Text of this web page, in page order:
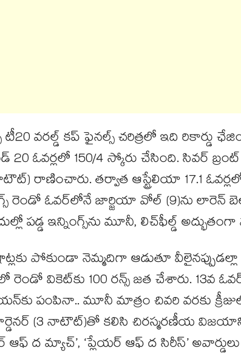
వరల్డ్‌‌ కప్‌‌ ఫైనల్స్ చరిత్రలో ఇది రికార్డు
20 ఓవర్లలో 150/4 స్కోరు చేసింది. సివర్‌‌
రాణించారు. తర్వాత ఆస్ట్రేలియా 17.1 ఓవర్లలో
రెండో ఓవర్‌‌లోనే జార్జియా వోల్‌‌ (9)ను లారెన్‌‌
పడ్డ ఇన్నింగ్స్‌‌ను మూనీ, లిచ్‌‌ఫీల్డ్‌‌ అద్భుతంగా
పోకుండా నెమ్మదిగా ఆడుతూ
రెండో వికెట్‌‌కు 100 రన్స్‌‌ జత చేశారు. 13వ
పంపినా.. మూనీ మాత్రం చివరి వరకు
(3 నాటౌట్‌‌)తో కలిసి చిరస్మరణీయ
ఆఫ్‌‌ ద మ్యాచ్‌‌’, ‘ప్లేయర్‌‌ ఆఫ్‌‌ ద సిరీస్‌‌’